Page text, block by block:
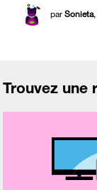
parSonieta
Trouvez une